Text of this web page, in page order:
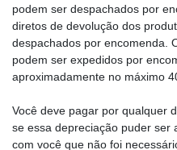
podem ser despachados por
diretos de devolução dos
despachados por encomenda.
podem ser expedidos por
aproximadamente no máximo
Você deve pagar por qualquer
se essa depreciação puder
com você que não foi